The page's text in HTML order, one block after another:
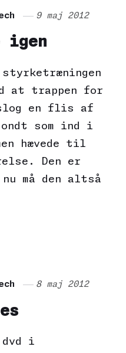
9 maj 2012
igen
styrketræningen
at trappen for
en flis af
som ind i
hævede til
Den er
må den altså
8 maj 2012
dvd i